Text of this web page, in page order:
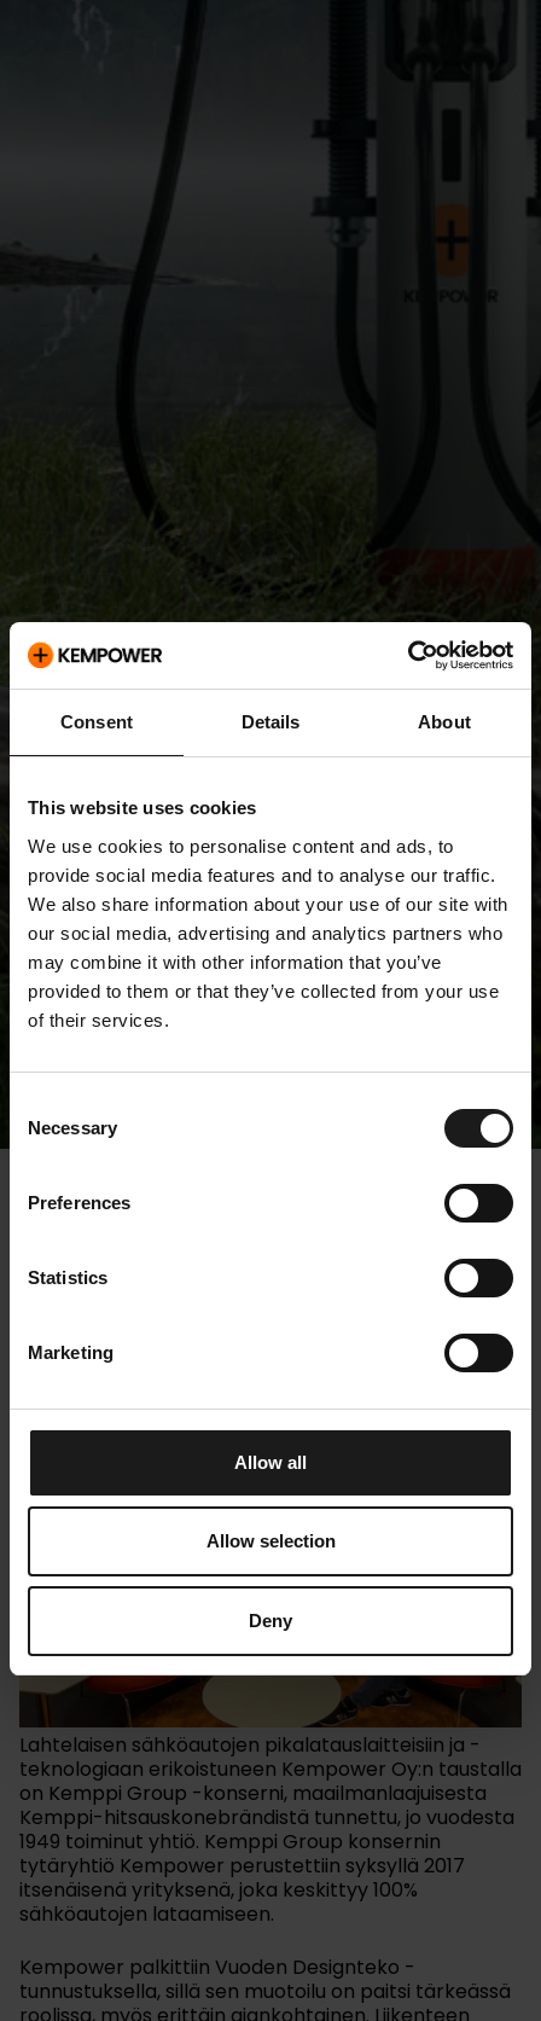
Consent Details About
This website uses cookies
We use cookies to personalise content and ads, to
provide social media features and to analyse our traffic.
We also share information about your use of our site with
our social media, advertising and analytics partners who
may combine it with other information that you’ve
provided to them or that they’ve collected from your use
of their services.
Selection
Necessary
Preferences
Statistics
Marketing
Allow all
Allow selection
Deny
Tiedotteet
« Tiedotteet
Vuoden Designteko
2021 Kempower Oy:lle
Lahtelaisen sähköautojen pikalatauslaitteisiin ja -
teknologiaan erikoistuneen Kempower Oy:n taustalla
on Kemppi Group -konserni, maailmanlaajuisesta
Kemppi-hitsauskonebrändistä tunnettu, jo vuodesta
1949 toiminut yhtiö. Kemppi Group konsernin
tytäryhtiö Kempower perustettiin syksyllä 2017
itsenäisenä yrityksenä, joka keskittyy 100%
sähköautojen lataamiseen.
Kempower palkittiin Vuoden Designteko -
tunnustuksella, sillä sen muotoilu on paitsi tärkeässä
roolissa, myös erittäin ajankohtainen. Liikenteen